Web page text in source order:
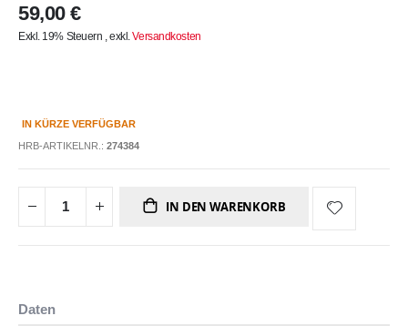
59,00 €
Exkl. 19% Steuern ,exkl.Versandkosten
IN KÜRZE VERFÜGBAR
HRB-ARTIKELNR.: 274384
IN DEN WARENKORB
Daten